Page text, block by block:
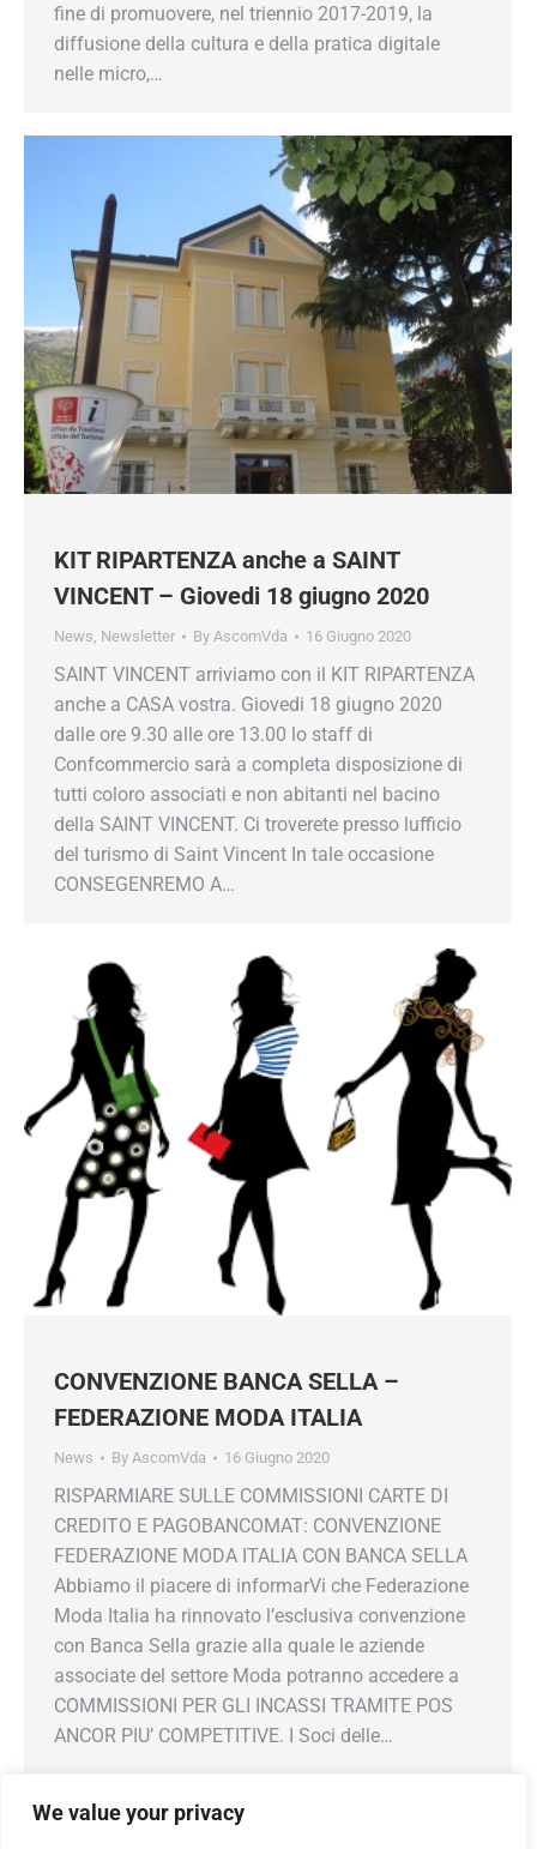
We value your privacy
fine di promuovere, nel triennio 2017-2019, la
diffusione della cultura e della pratica digitale
nelle micro,…
KIT RIPARTENZA anche a SAINT
VINCENT – Giovedi 18 giugno 2020
News, Newsletter By AscomVda 16 Giugno 2020
SAINT VINCENT arriviamo con il KIT RIPARTENZA
anche a CASA vostra. Giovedi 18 giugno 2020
dalle ore 9.30 alle ore 13.00 lo staff di
Confcommercio sarà a completa disposizione di
tutti coloro associati e non abitanti nel bacino
della SAINT VINCENT. Ci troverete presso lufficio
del turismo di Saint Vincent In tale occasione
CONSEGENREMO A…
CONVENZIONE BANCA SELLA –
FEDERAZIONE MODA ITALIA
News By AscomVda 16 Giugno 2020
RISPARMIARE SULLE COMMISSIONI CARTE DI
CREDITO E PAGOBANCOMAT: CONVENZIONE
FEDERAZIONE MODA ITALIA CON BANCA SELLA
Abbiamo il piacere di informarVi che Federazione
Moda Italia ha rinnovato l’esclusiva convenzione
con Banca Sella grazie alla quale le aziende
associate del settore Moda potranno accedere a
COMMISSIONI PER GLI INCASSI TRAMITE POS
ANCOR PIU’ COMPETITIVE. I Soci delle…